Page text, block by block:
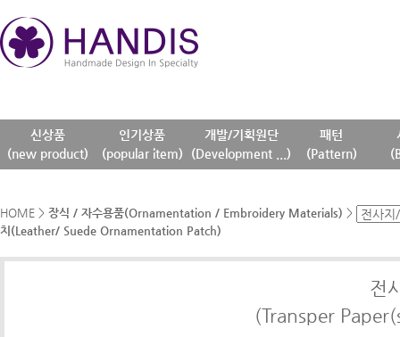
신상품
(new product)
인기상품
(popular item)
개발/기획원단
(Development ...)
패턴
(Pattern)
HOME > 장식 / 자수용품(Ornamentation / Embroidery Materials) >
치(Leather/ Suede Ornamentation Patch)
전
(Transper